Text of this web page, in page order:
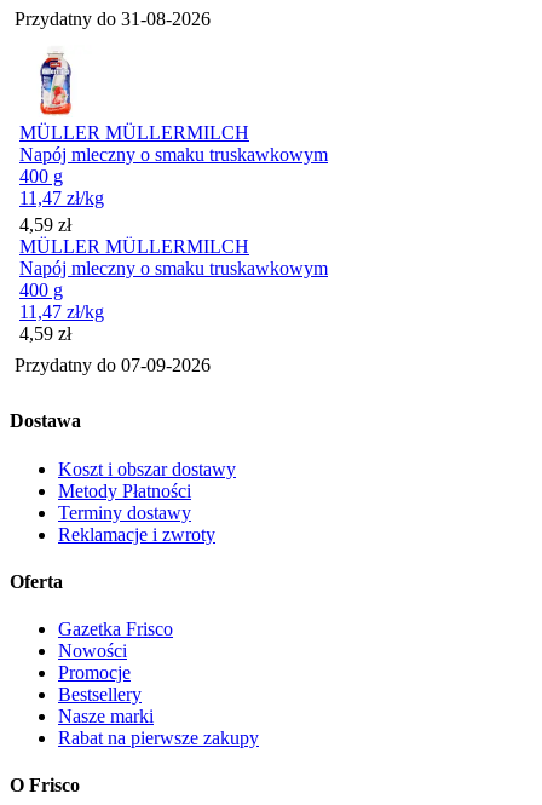
Przydatny do 31-08-2026
MÜLLER MÜLLERMILCH
Napój mleczny o smaku truskawkowym
400 g
11,47 zł/kg
Cena
4,59 zł
MÜLLER MÜLLERMILCH
Napój mleczny o smaku truskawkowym
400 g
11,47 zł/kg
Cena
4,59 zł
Przydatny do 07-09-2026
Dostawa
Koszt i obszar dostawy
Metody Płatności
Terminy dostawy
Reklamacje i zwroty
Oferta
Gazetka Frisco
Nowości
Promocje
Bestsellery
Nasze marki
Rabat na pierwsze zakupy
O Frisco